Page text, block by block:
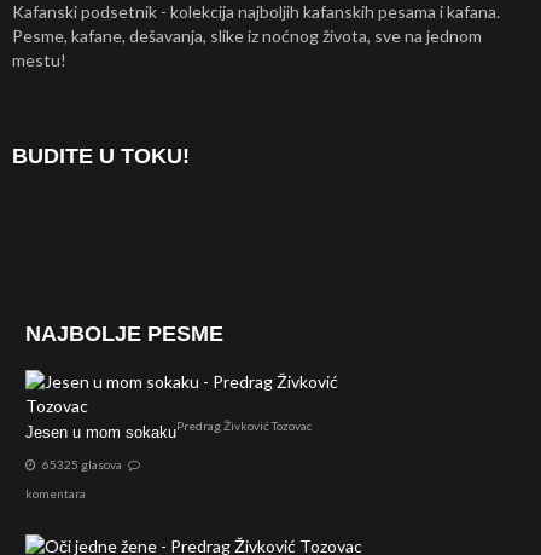
Kafanski podsetnik - kolekcija najboljih kafanskih pesama i kafana.
Pesme, kafane, dešavanja, slike iz noćnog života, sve na jednom
mestu!
BUDITE U TOKU!
NAJBOLJE PESME
Jesen u mom sokakuPredrag Živković Tozovac
65325 glasova
komentara